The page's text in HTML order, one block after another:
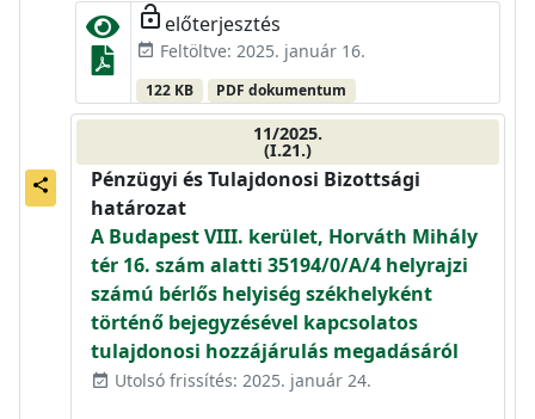
share
lock_open előterjesztés
event_available Feltöltve: 2025. január 16.
122 KB PDF dokumentum
11/2025.
(I.21.)
Pénzügyi és Tulajdonosi Bizottsági
határozat
A Budapest VIII. kerület, Horváth Mihály
tér 16. szám alatti 35194/0/A/4 helyrajzi
számú bérlős helyiség székhelyként
történő bejegyzésével kapcsolatos
tulajdonosi hozzájárulás megadásáról
event_available Utolsó frissítés: 2025. január 24.